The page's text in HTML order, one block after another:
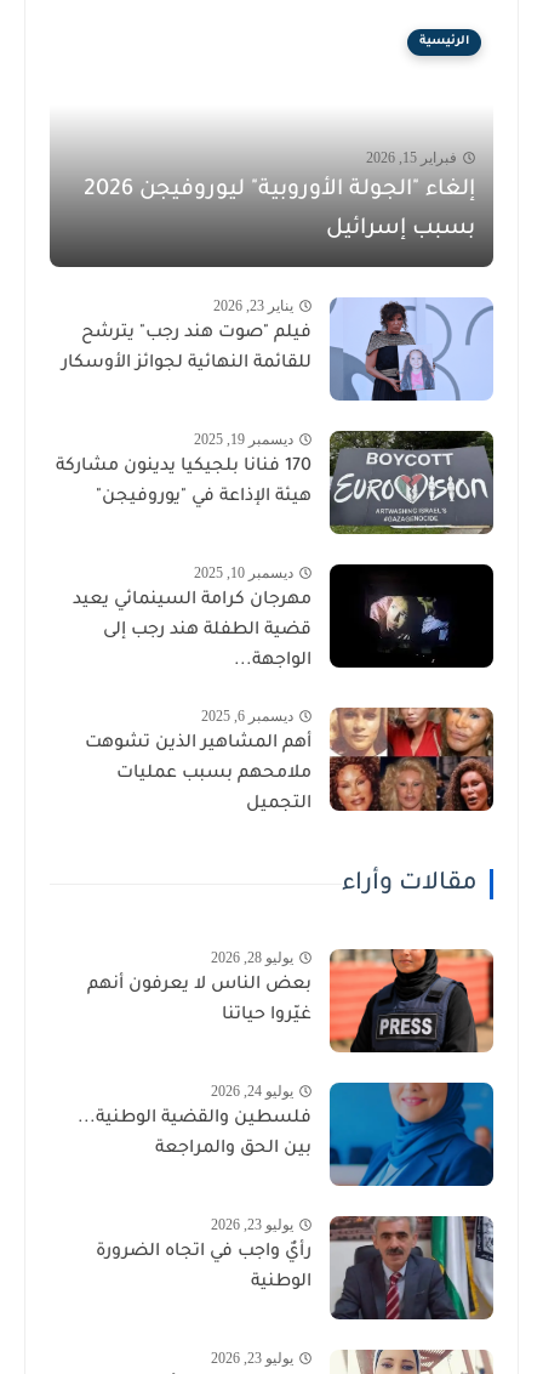
الرئيسية
فبراير 15, 2026
إلغاء "الجولة الأوروبية" ليوروفيجن 2026
بسبب إسرائيل
يناير 23, 2026
فيلم "صوت هند رجب" يترشح
للقائمة النهائية لجوائز الأوسكار
ديسمبر 19, 2025
170 فنانا بلجيكيا يدينون مشاركة
هيئة الإذاعة في "يوروفيجن"
ديسمبر 10, 2025
مهرجان كرامة السينمائي يعيد
قضية الطفلة هند رجب إلى
الواجهة...
ديسمبر 6, 2025
أهم المشاهير الذين تشوهت
ملامحهم بسبب عمليات
التجميل
مقالات وأراء
يوليو 28, 2026
بعض الناس لا يعرفون أنهم
غيّروا حياتنا
يوليو 24, 2026
فلسطين والقضية الوطنية...
بين الحق والمراجعة
يوليو 23, 2026
رأيٌ واجب في اتجاه الضرورة
الوطنية
يوليو 23, 2026